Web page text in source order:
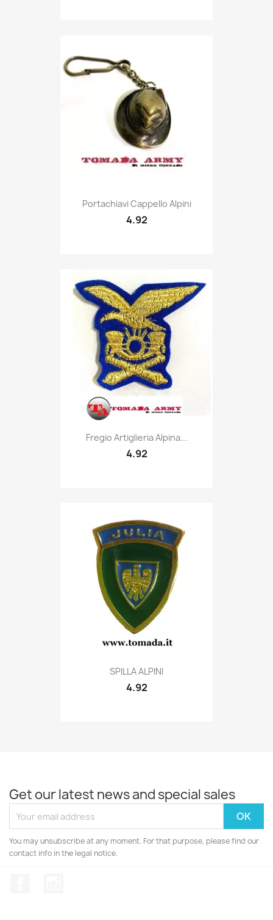
Quick view
Portachiavi Cappello Alpini
4.92
Quick view
Fregio Artiglieria Alpina...
4.92
Quick view
SPILLA ALPINI
4.92
Get our latest news and special sales
You may unsubscribe at any moment. For that purpose, please find our
contact info in the legal notice.